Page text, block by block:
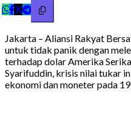
Jakarta – Aliansi Rakyat
untuk tidak panik dengan
terhadap dolar Amerika
Syarifuddin, krisis nilai tukar
ekonomi dan moneter pada